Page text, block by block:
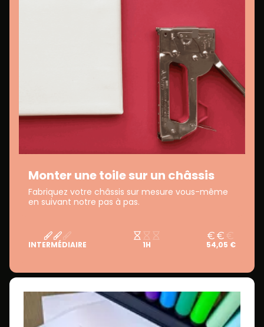
Monter une toile sur un châssis
Fabriquez votre châssis sur mesure vous-même
en suivant notre pas à pas.
INTERMÉDIAIRE 1H 54,05 €